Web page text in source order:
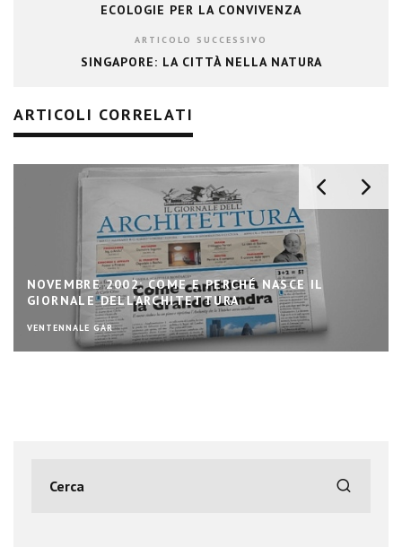
ECOLOGIE PER LA CONVIVENZA
ARTICOLO SUCCESSIVO
SINGAPORE: LA CITTÀ NELLA NATURA
ARTICOLI CORRELATI
NOVEMBRE 2002: COME E PERCHÉ NASCE IL
GIORNALE DELL’ARCHITETTURA
VENTENNALE GAR